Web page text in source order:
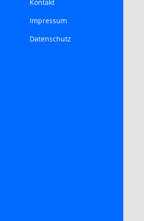
Kontakt
Impressum
Datenschutz